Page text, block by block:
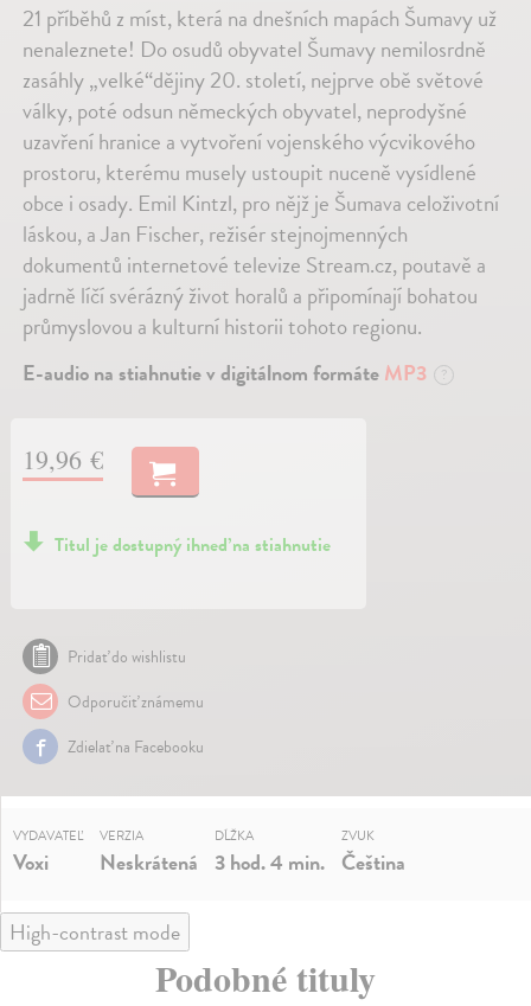
21 příběhů z míst, která na dnešních mapách Šumavy už
nenaleznete! Do osudů obyvatel Šumavy nemilosrdně
zasáhly „velké“dějiny 20. století, nejprve obě světové
války, poté odsun německých obyvatel, neprodyšné
uzavření hranice a vytvoření vojenského výcvikového
prostoru, kterému musely ustoupit nuceně vysídlené
obce i osady. Emil Kintzl, pro nějž je Šumava celoživotní
láskou, a Jan Fischer, režisér stejnojmenných
dokumentů internetové televize Stream.cz, poutavě a
jadrně líčí svérázný život horalů a připomínají bohatou
průmyslovou a kulturní historii tohoto regionu.
E-audio na stiahnutie v digitálnom formáteMP3 ?
19,96 €
Titul je dostupný ihneď na stiahnutie
Pridať do wishlistu
Odporučiť známemu
Zdielať na Facebooku
VYDAVATEĽ
Voxi
VERZIA
Neskrátená
DĹŽKA
3 hod. 4 min.
ZVUK
Čeština
High-contrast mode
Podobné tituly